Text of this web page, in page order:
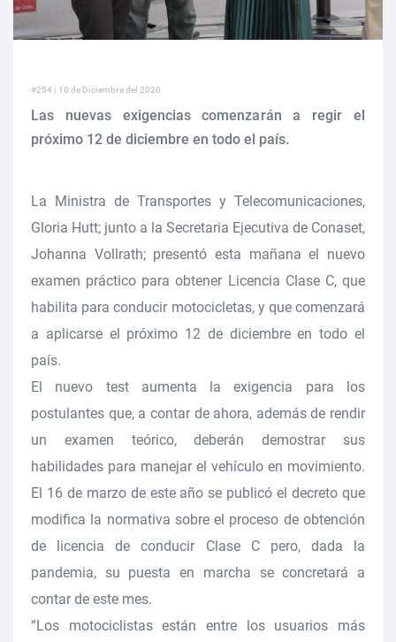
#254 | 10 de Diciembre del 2020
Las nuevas exigencias comenzarán a regir el
próximo 12 de diciembre en todo el país.
La Ministra de Transportes y Telecomunicaciones,
Gloria Hutt; junto a la Secretaria Ejecutiva de Conaset,
Johanna Vollrath; presentó esta mañana el nuevo
examen práctico para obtener Licencia Clase C, que
habilita para conducir motocicletas, y que comenzará
a aplicarse el próximo 12 de diciembre en todo el
país.
El nuevo test aumenta la exigencia para los
postulantes que, a contar de ahora, además de rendir
un examen teórico, deberán demostrar sus
habilidades para manejar el vehículo en movimiento.
El 16 de marzo de este año se publicó el decreto que
modifica la normativa sobre el proceso de obtención
de licencia de conducir Clase C pero, dada la
pandemia, su puesta en marcha se concretará a
contar de este mes.
“Los motociclistas están entre los usuarios más